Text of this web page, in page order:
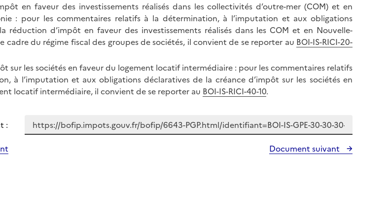
en faveur des investissements réalisés dans les collectivités d’outre-mer (COM) et en
: pour les commentaires relatifs à la détermination, à l’imputation et aux obligations
réduction d’impôt en faveur des investissements réalisés dans les COM et en Nouvelle-
cadre du régime fiscal des groupes de sociétés, il convient de se reporter au BOI-IS-RICI-20-
sur les sociétés en faveur du logement locatif intermédiaire : pour les commentaires relatifs
à l’imputation et aux obligations déclaratives de la créance d’impôt sur les sociétés en
locatif intermédiaire, il convient de se reporter au BOI-IS-RICI-40-10.
:
Document suivant